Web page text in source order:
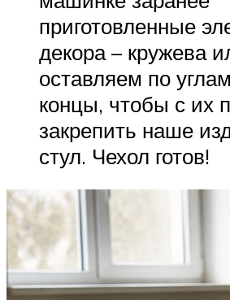
приготовленные
декора – кружева
оставляем по
концы, чтобы с их
закрепить наше
стул. Чехол готов!